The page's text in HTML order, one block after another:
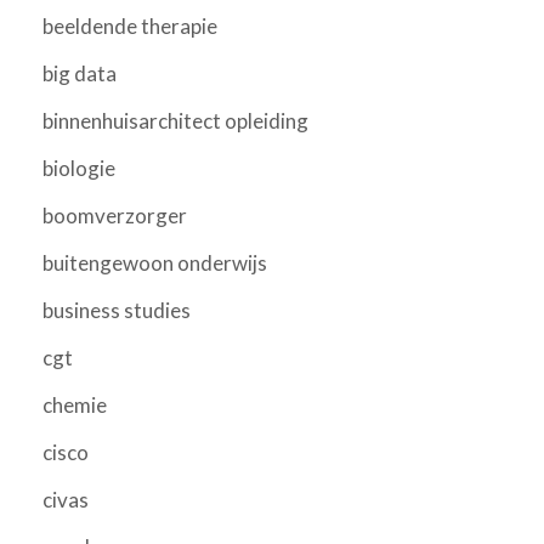
beeldende therapie
big data
binnenhuisarchitect opleiding
biologie
boomverzorger
buitengewoon onderwijs
business studies
cgt
chemie
cisco
civas